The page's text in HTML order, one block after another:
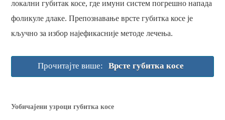
локални губитак косе, где имуни систем погрешно напада
фоликуле длаке. Препознавање врсте губитка косе је
кључно за избор најефикасније методе лечења.
Прочитајте више: Врсте губитка косе
Уобичајени узроци губитка косе